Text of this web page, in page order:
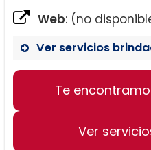
Web: (no
Ver servicios
Te
Ver